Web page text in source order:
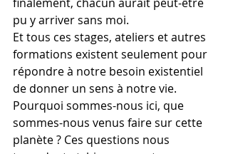
pu y arriver sans moi.
Et tous ces stages, ateliers et autres
formations existent seulement pour
répondre à notre besoin existentiel
de donner un sens à notre vie.
Pourquoi sommes-nous ici, que
sommes-nous venus faire sur cette
planète ? Ces questions nous